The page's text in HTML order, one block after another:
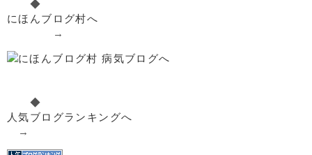
◆
にほんブログ村へ
→
◆
人気ブログランキングへ
→